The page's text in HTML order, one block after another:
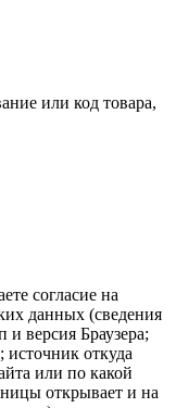
или код товара,
согласие на
данных (сведения
версия Браузера;
источник откуда
или по какой
открывает и на